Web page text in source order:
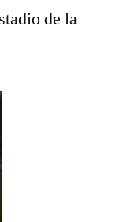
de la